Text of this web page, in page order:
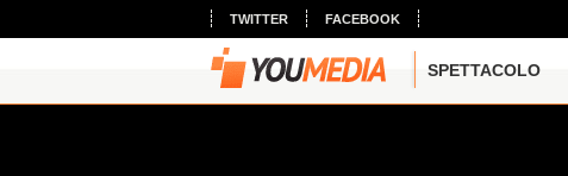
TWITTER FACEBOOK
SPETTACOLO